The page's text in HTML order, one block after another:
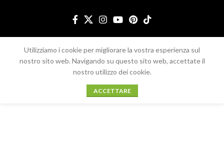
Utilizziamo i cookie per migliorare la vostra esperienza sul
nostro sito web. Navigando su questo sito web, accettate il
nostro utilizzo dei cookie.
ACCETTARE